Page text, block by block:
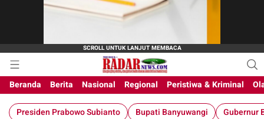
M-Radar News
media online
Beranda
Berita Nasional Regional Peristiwa & Kriminal
Presiden Prabowo Subianto Bupati Banyuwangi Gubernur